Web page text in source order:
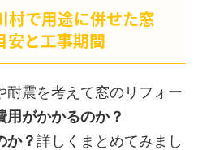
村で用途に併せた窓
安と工事期間
耐震を考えて窓のリフォー
用がかかるのか？
か？詳しくまとめてみまし